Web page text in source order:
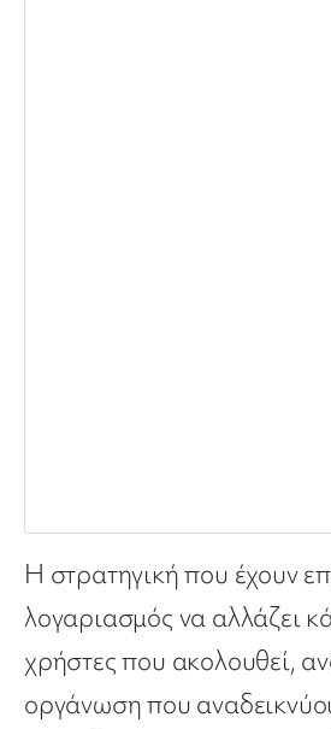
Η στρατηγική που έχουν
λογαριασμός να αλλάζει
χρήστες που ακολουθεί,
οργάνωση που